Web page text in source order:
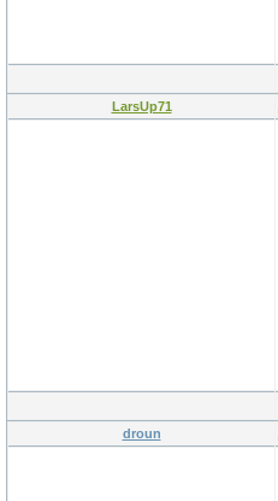
LarsUp71
droun